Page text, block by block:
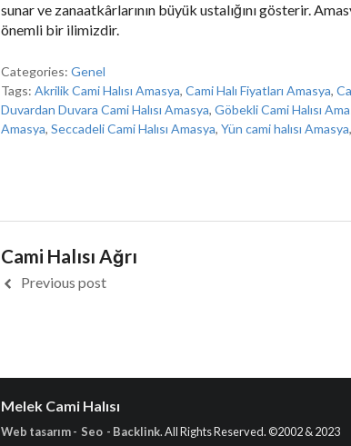
sunar ve zanaatkârlarının büyük ustalığını gösterir.
önemli bir ilimizdir.
Categories: Genel
Tags: Akrilik Cami Halısı Amasya, Cami Halı Fiyatları Amasya,
Duvardan Duvara Cami Halısı Amasya, Göbekli Cami Halısı
Amasya, Seccadeli Cami Halısı Amasya, Yün cami halısı Amasya,
Cami Halısı Ağrı
Previous post
Melek Cami Halısı
Web tasarım - Seo - Backlink. All Rights Reserved. ©2002 & 2023